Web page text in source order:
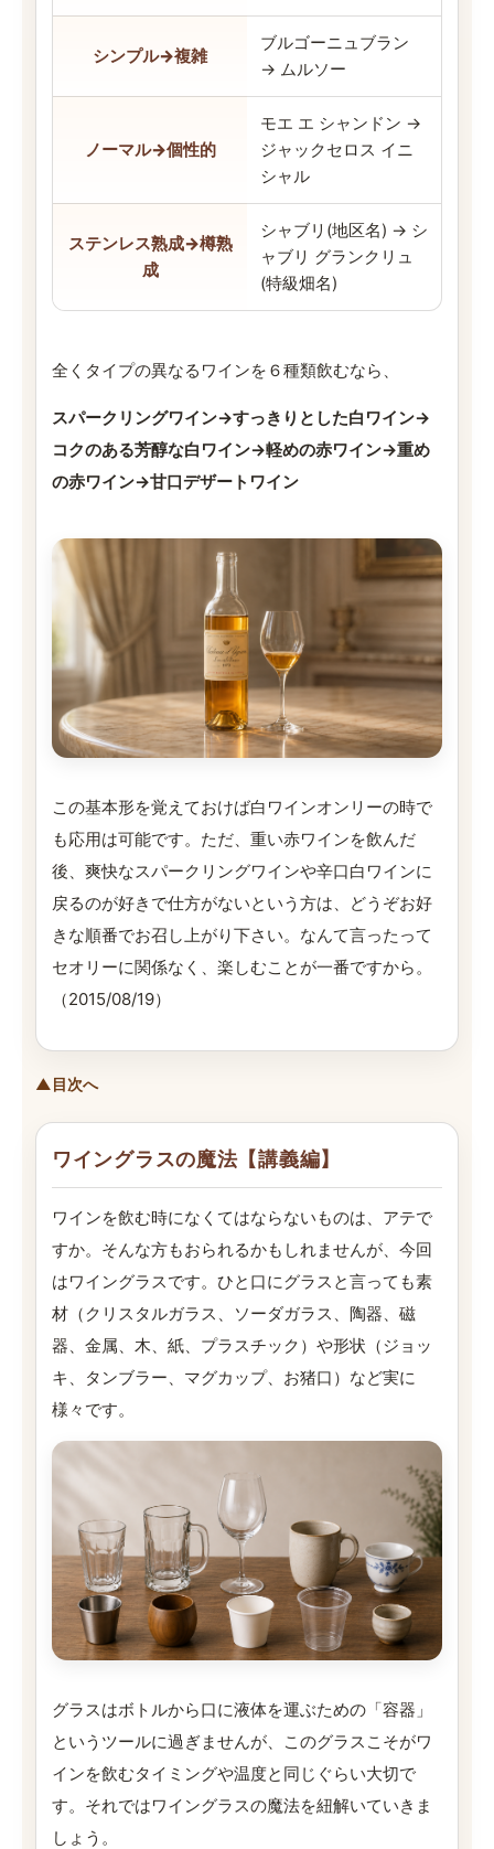
シンプル→複雑
ブルゴーニュブラン
→ ムルソー
ノーマル→個性的
モエ エ シャンドン →
ジャックセロス イニ
シャル
ステンレス熟成→樽熟
成
シャブリ(地区名) → シ
ャブリ グランクリュ
(特級畑名)
全くタイプの異なるワインを６種類飲むなら、
スパークリングワイン→すっきりとした白ワイン→
コクのある芳醇な白ワイン→軽めの赤ワイン→重め
の赤ワイン→甘口デザートワイン
この基本形を覚えておけば白ワインオンリーの時で
も応用は可能です。ただ、重い赤ワインを飲んだ
後、爽快なスパークリングワインや辛口白ワインに
戻るのが好きで仕方がないという方は、どうぞお好
きな順番でお召し上がり下さい。なんて言ったって
セオリーに関係なく、楽しむことが一番ですから。
（2015/08/19）
▲目次へ
ワイングラスの魔法【講義編】
ワインを飲む時になくてはならないものは、アテで
すか。そんな方もおられるかもしれませんが、今回
はワイングラスです。ひと口にグラスと言っても素
材（クリスタルガラス、ソーダガラス、陶器、磁
器、金属、木、紙、プラスチック）や形状（ジョッ
キ、タンブラー、マグカップ、お猪口）など実に
様々です。
グラスはボトルから口に液体を運ぶための「容器」
というツールに過ぎませんが、このグラスこそがワ
インを飲むタイミングや温度と同じぐらい大切で
す。それではワイングラスの魔法を紐解いていきま
しょう。